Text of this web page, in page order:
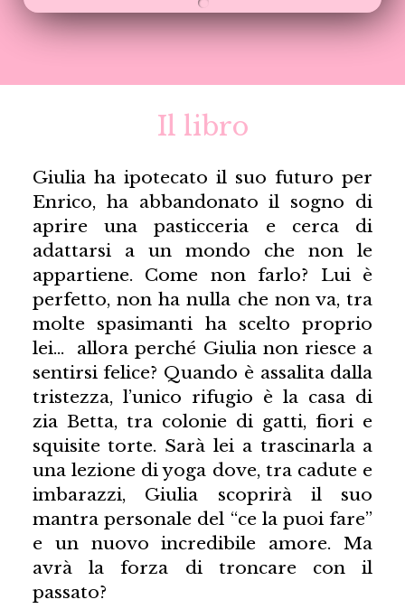
Il libro
Giulia ha ipotecato il suo futuro per
Enrico, ha abbandonato il sogno di
aprire una pasticceria e cerca di
adattarsi a un mondo che non le
appartiene. Come non farlo? Lui è
perfetto, non ha nulla che non va, tra
molte spasimanti ha scelto proprio
lei... allora perché Giulia non riesce a
sentirsi felice? Quando è assalita dalla
tristezza, l’unico rifugio è la casa di
zia Betta, tra colonie di gatti, fiori e
squisite torte. Sarà lei a trascinarla a
una lezione di yoga dove, tra cadute e
imbarazzi, Giulia scoprirà il suo
mantra personale del “ce la puoi fare”
e un nuovo incredibile amore. Ma
avrà la forza di troncare con il
passato?